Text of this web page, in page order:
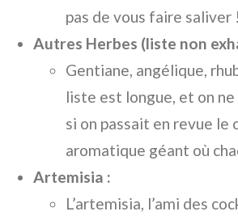
pas de vous faire saliver !
Autres Herbes (liste non
Gentiane, angélique,
liste est longue, et on
si on passait en revue le
aromatique géant où
Artemisia :
L’artemisia, l’ami des